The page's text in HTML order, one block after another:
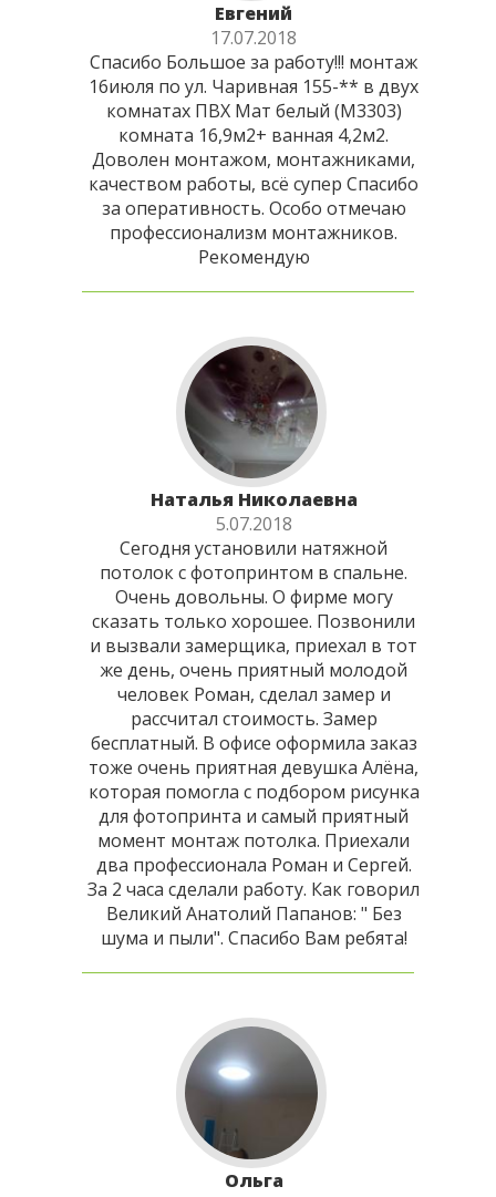
Евгений
17.07.2018
Спасибо Большое за работу!!! монтаж
16июля по ул. Чаривная 155-** в двух
комнатах ПВХ Мат белый (М3303)
комната 16,9м2+ ванная 4,2м2.
Доволен монтажом, монтажниками,
качеством работы, всё супер Спасибо
за оперативность. Особо отмечаю
профессионализм монтажников.
Рекомендую
Наталья Николаевна
5.07.2018
Сегодня установили натяжной
потолок с фотопринтом в спальне.
Очень довольны. О фирме могу
сказать только хорошее. Позвонили
и вызвали замерщика, приехал в тот
же день, очень приятный молодой
человек Роман, сделал замер и
рассчитал стоимость. Замер
бесплатный. В офисе оформила заказ
тоже очень приятная девушка Алёна,
которая помогла с подбором рисунка
для фотопринта и самый приятный
момент монтаж потолка. Приехали
два профессионала Роман и Сергей.
За 2 часа сделали работу. Как говорил
Великий Анатолий Папанов: " Без
шума и пыли". Спасибо Вам ребята!
Ольга